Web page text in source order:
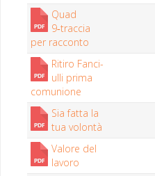
Quad
9‑traccia
per racconto
Ritiro Fan­ci­
ul­li pri­ma
comunione
Sia fat­ta la
tua volontà
Val­ore del
lavoro